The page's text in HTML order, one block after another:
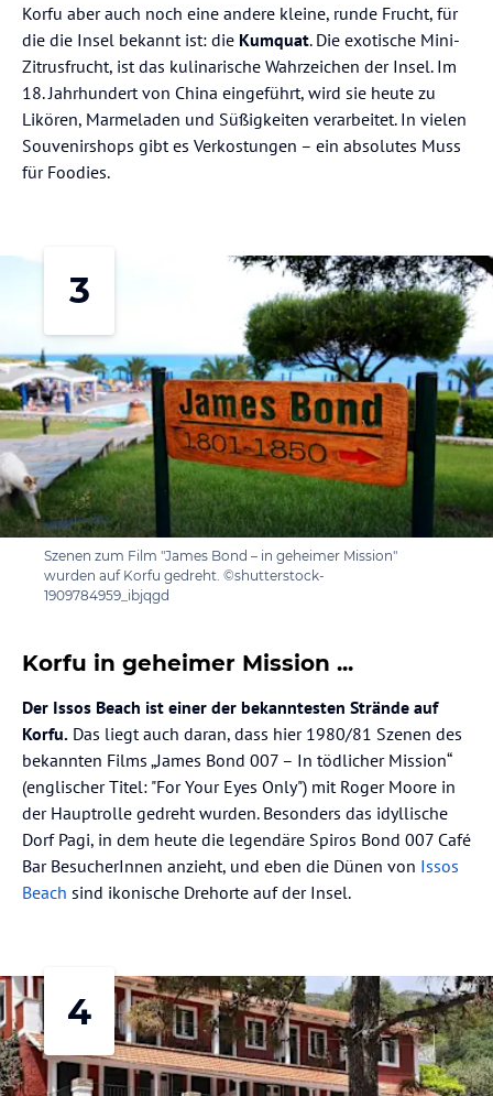
Korfu aber auch noch eine andere kleine, runde Frucht, für
die die Insel bekannt ist: die Kumquat. Die exotische Mini-
Zitrusfrucht, ist das kulinarische Wahrzeichen der Insel. Im
18. Jahrhundert von China eingeführt, wird sie heute zu
Likören, Marmeladen und Süßigkeiten verarbeitet. In vielen
Souvenirshops gibt es Verkostungen – ein absolutes Muss
für Foodies.
3
Szenen zum Film "James Bond – in geheimer Mission"
wurden auf Korfu gedreht. ©shutterstock-
1909784959_ibjqgd
Korfu in geheimer Mission ...
Der Issos Beach ist einer der bekanntesten Strände auf
Korfu. Das liegt auch daran, dass hier 1980/81 Szenen des
bekannten Films „James Bond 007 – In tödlicher Mission“
(englischer Titel: "For Your Eyes Only") mit Roger Moore in
der Hauptrolle gedreht wurden. Besonders das idyllische
Dorf Pagi, in dem heute die legendäre Spiros Bond 007 Café
Bar BesucherInnen anzieht, und eben die Dünen von Issos
Beach sind ikonische Drehorte auf der Insel.
4